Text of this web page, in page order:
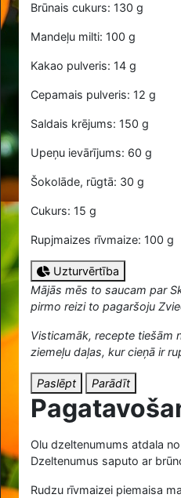
Brūnais cukurs: 130 g
Mandeļu milti: 100 g
Kakao pulveris: 14 g
Cepamais pulveris: 12 g
Saldais krējums: 150 g
Upeņu ievārījums: 60 g
Šokolāde, rūgtā: 30 g
Cukurs: 15 g
Rupjmaizes rīvmaize: 100 g
Uzturvērtība
Mājās mēs to saucam par
pirmo reizi to pagaršoju
Visticamāk, recepte tiešām
ziemeļu daļas, kur cieņā ir
Paslēpt Parādīt
Olu dzeltenumums atdala
Dzeltenumus saputo ar
Rudzu rīvmaizei piemaisa